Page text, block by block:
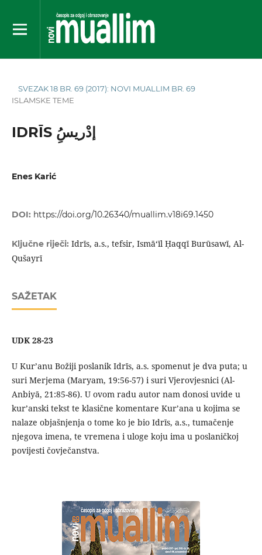
SVEZAK 18 BR. 69 (2017): NOVI MUALLIM BR. 69
ISLAMSKE TEME
IDRĪS إدْريسُِ
Enes Karić
DOI: https://doi.org/10.26340/muallim.v18i69.1450
Ključne riječi: Idrīs, a.s., tefsir, Ismā‘īl Ḥaqqī Burūsawī, Al-
Qušayrī
SAŽETAK
UDK 28-23
U Kur’anu Božiji poslanik Idrīs, a.s. spomenut je dva puta; u
suri Merjema (Maryam, 19:56-57) i suri Vjerovjesnici (Al-
Anbiyā, 21:85-86). U ovom radu autor nam donosi uvide u
kur’anski tekst te klasične komentare Kur’ana u kojima se
nalaze objašnjenja o tome ko je bio Idrīs, a.s., tumačenje
njegova imena, te vremena i uloge koju ima u poslaničkoj
povijesti čovječanstva.